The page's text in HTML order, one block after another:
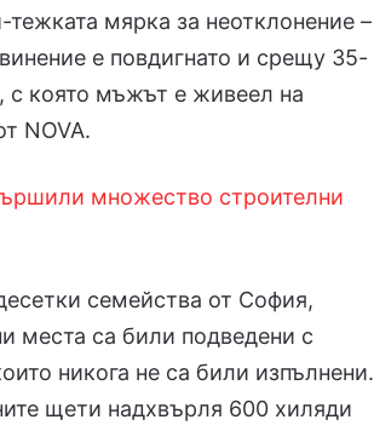
мярка за неотклонение –
е повдигнато и срещу 35-
с която мъжът е живеел на
NOVA.
множество строителни
семейства от София,
места са били подведени с
никога не са били изпълнени.
щети надхвърля 600 хиляди